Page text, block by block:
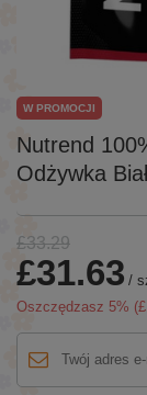
Nutrend
Odżywka
W PROMOCJI
£33.29
£31.63 /
Oszczędzasz 5% (